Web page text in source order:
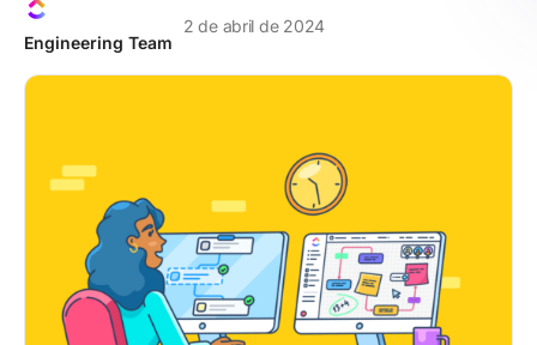
Engineering Team
2 de abril de 2024